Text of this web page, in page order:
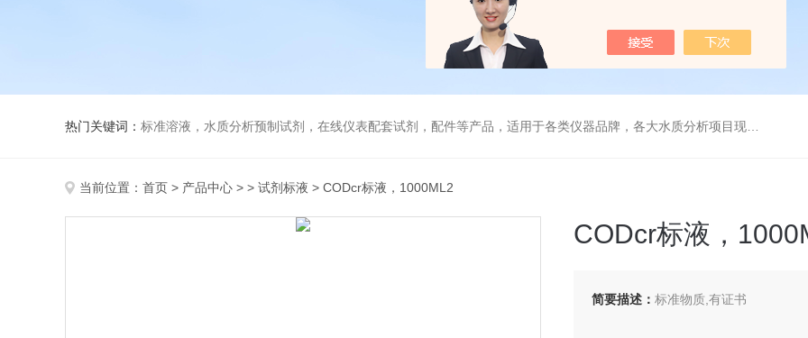
热门关键词： 标准溶液，水质分析预制试剂，在线仪表配套试剂，配件等产品，适用于各类仪器品牌，各大水质分析项目现场及实验室
当前位置： 首页 > 产品中心 > > 试剂标液 > CODcr标液，1000ML2
CODcr标液，
简要描述： 标准物质,有证书